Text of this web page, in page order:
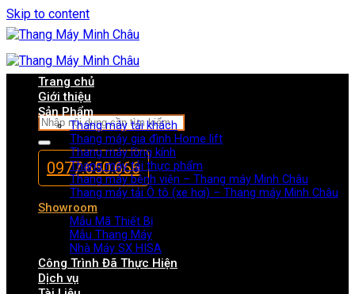
Skip to content
0977.650.666
Trang chủ
Giới thiệu
Sản Phẩm
Thang máy tải khách
Thang máy gia đình Home lift
Thang máy lồng kính
Thang máy tải thực phẩm
Thang máy bệnh viện – Thang máy Minh Châu
Thang máy tải Ô tô (xe hơi) – Thang máy Minh Châu
Showroom
Mẫu Mã Thiết Bị
Mẫu Thang Máy
Nhà Máy SX HISA
Công Trình Đã Thực Hiện
Dịch vụ